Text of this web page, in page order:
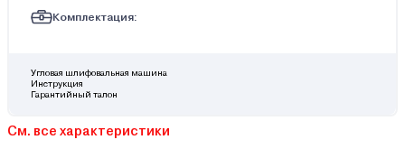
Комплектация:
Угловая шлифовальная машина
Инструкция
Гарантийный талон
См. все характеристики